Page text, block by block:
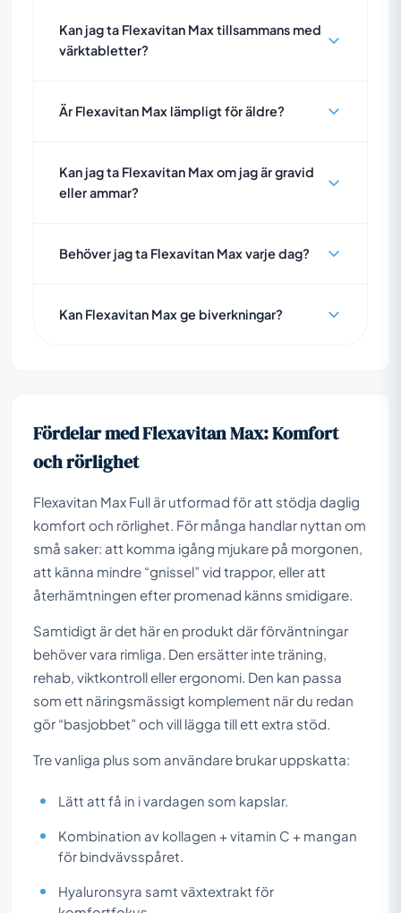
Kan jag ta Flexavitan Max tillsammans med
värktabletter?
Är Flexavitan Max lämpligt för äldre?
Kan jag ta Flexavitan Max om jag är gravid
eller ammar?
Behöver jag ta Flexavitan Max varje dag?
Kan Flexavitan Max ge biverkningar?
Fördelar med Flexavitan Max: Komfort
och rörlighet
Flexavitan Max Full är utformad för att stödja daglig
komfort och rörlighet. För många handlar nyttan om
små saker: att komma igång mjukare på morgonen,
att känna mindre “gnissel” vid trappor, eller att
återhämtningen efter promenad känns smidigare.
Samtidigt är det här en produkt där förväntningar
behöver vara rimliga. Den ersätter inte träning,
rehab, viktkontroll eller ergonomi. Den kan passa
som ett näringsmässigt komplement när du redan
gör “basjobbet” och vill lägga till ett extra stöd.
Tre vanliga plus som användare brukar uppskatta:
Lätt att få in i vardagen som kapslar.
Kombination av kollagen + vitamin C + mangan
för bindvävsspåret.
Hyaluronsyra samt växtextrakt för